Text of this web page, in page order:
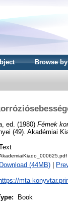
Browse
, ed. (1980) Fémek
(49). Akadémiai
Download (44MB)
https://mta-
Book